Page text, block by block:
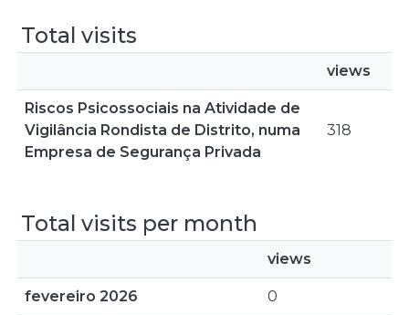
Total visits
views
Riscos Psicossociais na Atividade de
Vigilância Rondista de Distrito, numa
Empresa de Segurança Privada
318
Total visits per month
views
fevereiro 2026 0